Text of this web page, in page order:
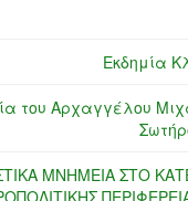
Εκδημία
του Αρχαγγέλου
ΜΝΗΜΕΙΑ ΣΤΟ